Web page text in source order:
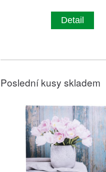
Detail
Poslední kusy skladem